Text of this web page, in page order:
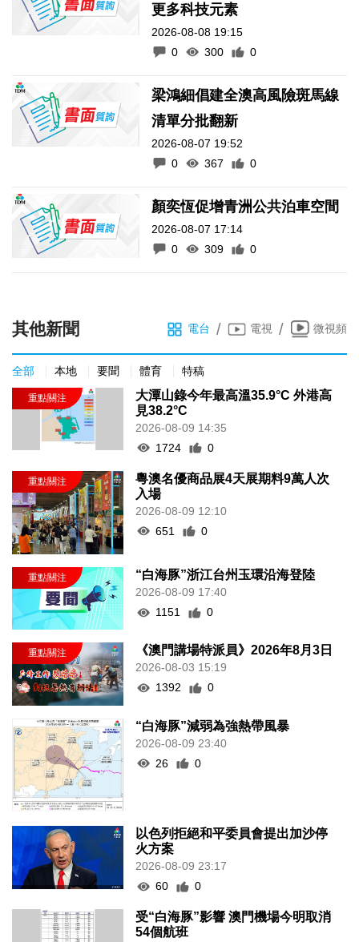
更多科技元素
2026-08-08 19:15
0
300 0
梁鴻細倡建全澳高風險斑馬線
清單分批翻新
2026-08-07 19:52
0
367 0
顏奕恆促增青洲公共泊車空間
2026-08-07 17:14
0
309 0
其他新聞 電台 / 電視 / 微視頻
全部 本地 要聞 體育 特稿
大潭山錄今年最高溫35.9°C 外港高
見38.2°C
2026-08-09 14:35
1724
0
粵澳名優商品展4天展期料9萬人次
入場
2026-08-09 12:10
651
0
“白海豚”浙江台州玉環沿海登陸
2026-08-09 17:40
1151
0
《澳門講場特派員》2026年8月3日
2026-08-03 15:19
1392
0
“白海豚”減弱為強熱帶風暴
2026-08-09 23:40
26
0
以色列拒絕和平委員會提出加沙停
火方案
2026-08-09 23:17
60
0
受“白海豚”影響 澳門機場今明取消
54個航班